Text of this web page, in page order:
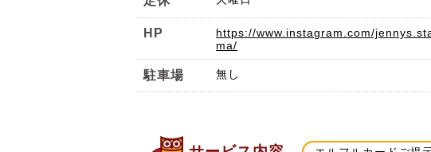
HP
https://www.instagram.com/
ma/
駐車場 無し